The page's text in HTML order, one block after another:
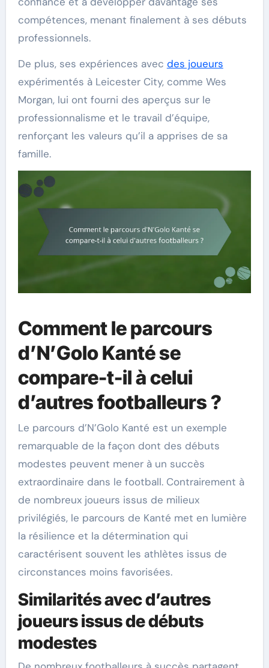
compétences, menant finalement à ses débuts
professionnels.
De plus, ses expériences avec des joueurs
expérimentés à Leicester City, comme Wes
Morgan, lui ont fourni des aperçus sur le
professionnalisme et le travail d’équipe,
renforçant les valeurs qu’il a apprises de sa
famille.
Comment le parcours
d’N’Golo Kanté se
compare-t-il à celui
d’autres footballeurs ?
Le parcours d’N’Golo Kanté est un exemple
remarquable de la façon dont des débuts
modestes peuvent mener à un succès
extraordinaire dans le football. Contrairement à
de nombreux joueurs issus de milieux
privilégiés, le parcours de Kanté met en lumière
la résilience et la détermination qui
caractérisent souvent les athlètes issus de
circonstances moins favorisées.
Similarités avec d’autres
joueurs issus de débuts
modestes